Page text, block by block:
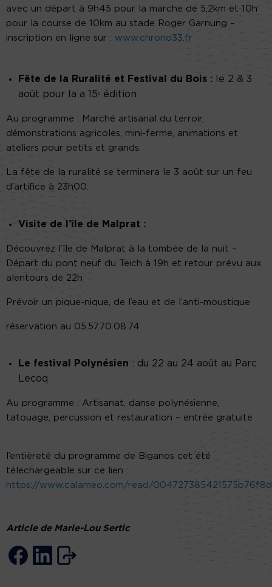
avec un départ à 9h45 pour la marche de 5,2km et 10h
pour la course de 10km au stade Roger Garnung –
inscription en ligne sur : www.chrono33.fr
Fête de la Ruralité et Festival du Bois : le 2 & 3
août pour la a 15ᵉ édition
Au programme : Marché artisanal du terroir,
démonstrations agricoles, mini-ferme, animations et
ateliers pour petits et grands.
La fête de la ruralité se terminera le 3 août sur un feu
d’artifice à 23h00.
Visite de l’île de Malprat :
Découvrez l’île de Malprat à la tombée de la nuit –
Départ du pont neuf du Teich à 19h et retour prévu aux
alentours de 22h
Prévoir un pique-nique, de l’eau et de l’anti-moustique
réservation au 05.57.70.08.74
Le festival Polynésien : du 22 au 24 août au Parc
Lecoq
Au programme : Artisanat, danse polynésienne,
tatouage, percussion et restauration – entrée gratuite
l’entièreté du programme de Biganos cet été
télechargeable sur ce lien :
https://www.calameo.com/read/004727385421575b76f8d
Article de Marie-Lou Sertic